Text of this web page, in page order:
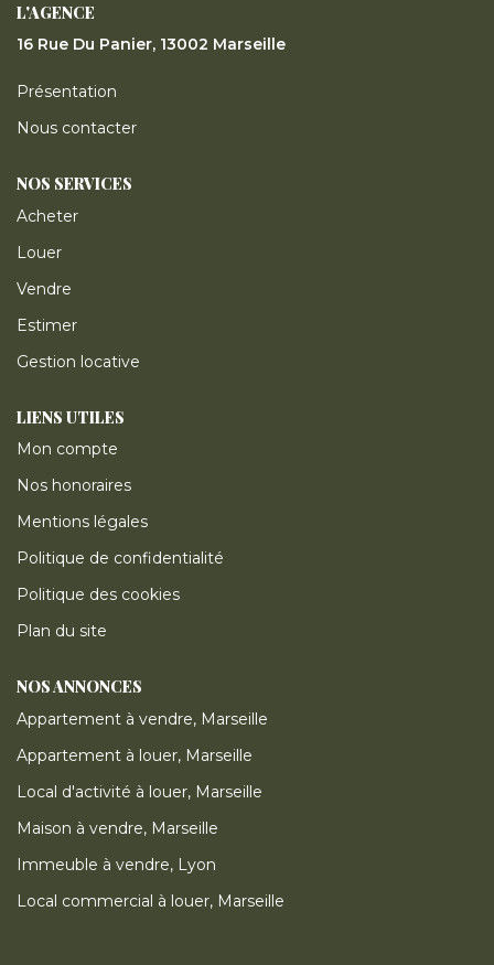
L'AGENCE
16 Rue Du Panier, 13002 Marseille
Présentation
Nous contacter
NOS SERVICES
Acheter
Louer
Vendre
Estimer
Gestion locative
LIENS UTILES
Mon compte
Nos honoraires
Mentions légales
Politique de confidentialité
Politique des cookies
Plan du site
NOS ANNONCES
Appartement à vendre, Marseille
Appartement à louer, Marseille
Local d'activité à louer, Marseille
Maison à vendre, Marseille
Immeuble à vendre, Lyon
Local commercial à louer, Marseille